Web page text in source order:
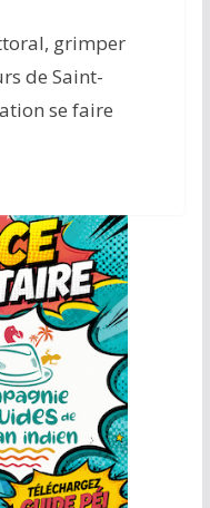
grimper
de Saint-
se faire